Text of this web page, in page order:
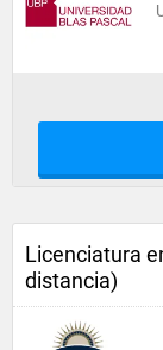
Licenciatura
distancia)